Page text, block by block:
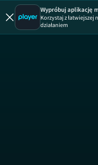
Wypróbuj aplikację
Korzystaj z łatwiejszej
działaniem